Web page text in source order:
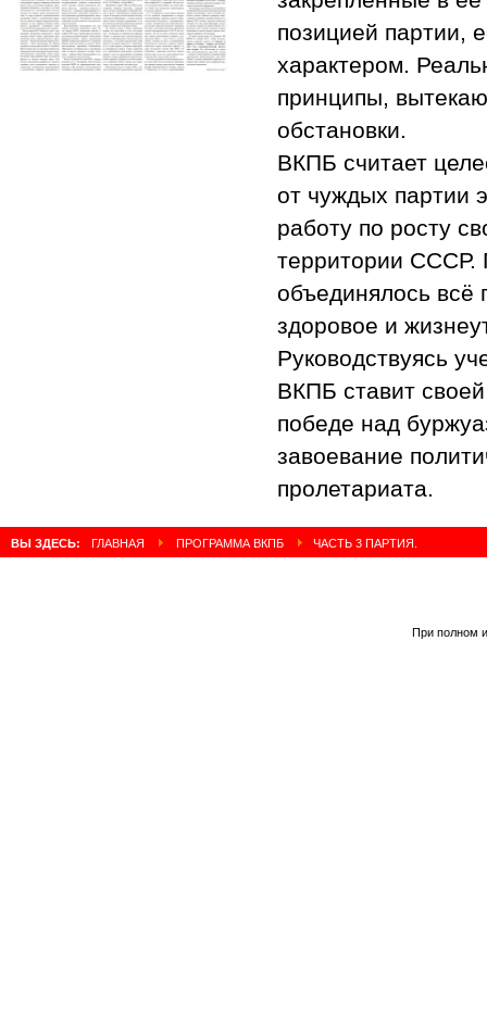
позицией партии,
характером.
принципы,
обстановки.
ВКПБ считает
от чуждых партии
работу по росту
территории СССР.
объединялось всё
здоровое и
Руководствуясь
ВКПБ ставит
победе над
завоевание
пролетариата.
ВЫ ЗДЕСЬ: ГЛАВНАЯ ПРОГРАММА ВКПБ ЧАСТЬ 3 ПАРТИЯ.
При полном